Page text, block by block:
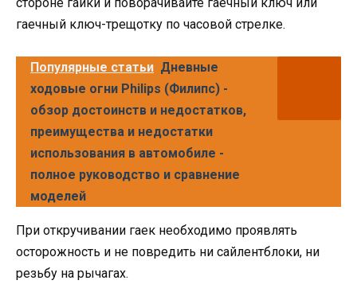
гаечный ключ-трещотку по часовой стрелке.
Популярные статьи Дневные
ходовые огни Philips (Филипс) -
обзор достоинств и недостатков,
преимущества и недостатки
использования в автомобиле -
полное руководство и сравнение
моделей
При откручивании гаек необходимо проявлять
осторожность и не повредить ни сайлентблоки, ни
резьбу на рычагах.